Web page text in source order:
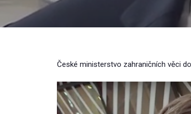
České ministerstvo zahraničních věci